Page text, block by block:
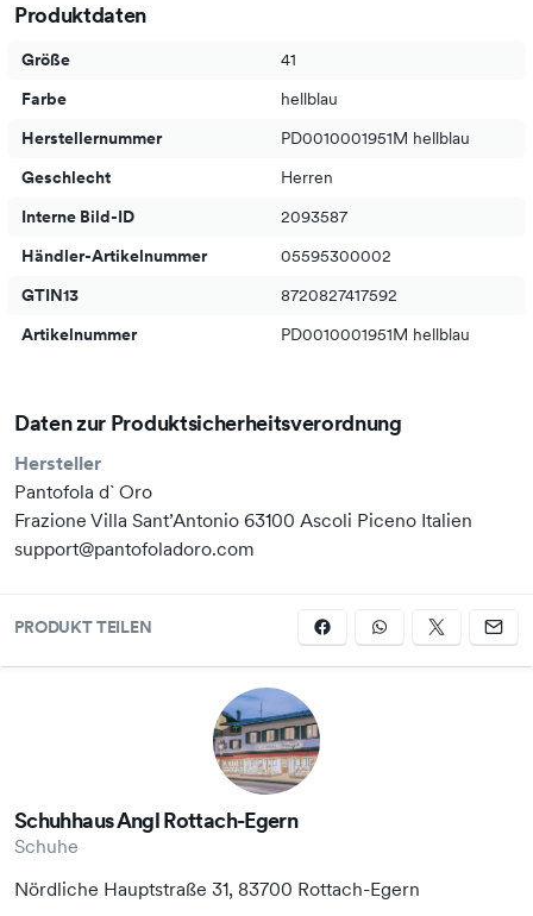
Produktdaten
Größe
41
Farbe
hellblau
Herstellernummer
PD0010001951M hellblau
Geschlecht
Herren
Interne Bild-ID
2093587
Händler-Artikelnummer
05595300002
GTIN13
8720827417592
Artikelnummer
PD0010001951M hellblau
Daten zur Produktsicherheitsverordnung
Hersteller
Pantofola d` Oro
Frazione Villa Sant’Antonio 63100 Ascoli Piceno Italien
support@pantofoladoro.com
PRODUKT TEILEN
Schuhhaus Angl Rottach-Egern
Schuhe
Nördliche Hauptstraße 31, 83700 Rottach-Egern